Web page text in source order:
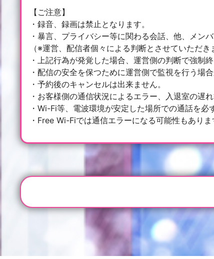
【ご注意】
・録音、録画は禁止となります。
・暴言、プライバシー等に関わる会話、他、メン
（※運営、配信者個々による判断とさせていただき
・上記行為が発覚した場合、運営側の判断で強制
・配信の安全を保つために運営側で監視を行う場
・予約後のキャンセルは出来ません。
・お客様側の通信状況によるエラー、入退室の遅
・Wi-Fi等、電波環境が安定した場所での通話を必
・Free Wi-Fiでは通信エラーになる可能性もありま